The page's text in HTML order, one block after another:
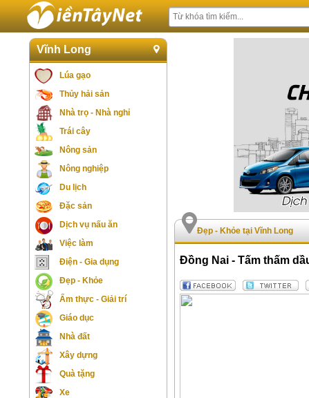
Vĩnh Long
Lúa gạo
Thủy hải sản
Nhà trọ - Nhà nghỉ
Trái cây
Nông sản
Nông nghiệp
Du lịch
Đặc sản
Dịch vụ nấu ăn
Việc làm
Điện - Gia dụng
Đẹp - Khỏe
Ẩm thực - Giải trí
Giáo dục
Nhà đất
Xây dựng
Quà tặng
Xe
Đẹp - Khỏe tại Vĩnh Long
Đồng Nai - Tấm thấm